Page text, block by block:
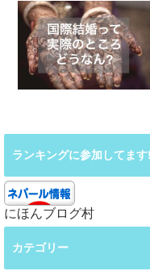
ランキングに参加してます!
にほんブログ村
カテゴリー